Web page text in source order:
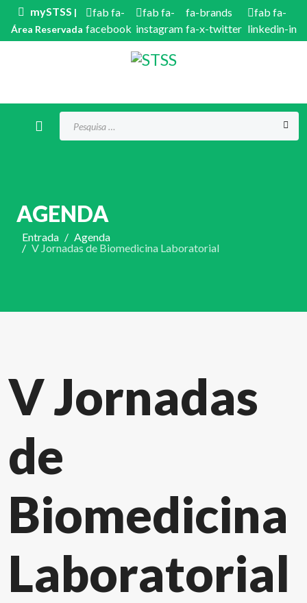
mySTSS |
Área Reservada
fab fa-
facebook
fab fa-
instagram
fa-brands
fa-x-twitter
fab fa-
linkedin-in
AGENDA
Entrada
Agenda
V Jornadas de Biomedicina Laboratorial
V Jornadas
de
Biomedicina
Laboratorial